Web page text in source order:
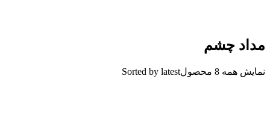
مداد چشم
نمایش همه 8 محصول Sorted by latest